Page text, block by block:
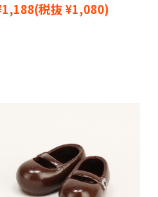
(税抜 ¥1,080)